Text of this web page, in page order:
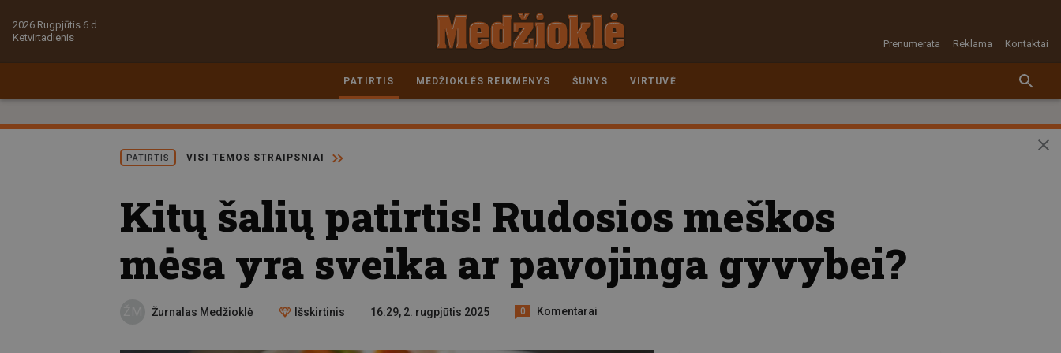
2026 Rugpjūtis 6 d.
Ketvirtadienis
Prenumerata Reklama Kontaktai
PATIRTIS MEDŽIOKLĖS REIKMENYS ŠUNYS VIRTUVĖ
PATIRTIS VISI TEMOS STRAIPSNIAI
Kitų šalių patirtis! Rudosios meškos
mėsa yra sveika ar pavojinga gyvybei?
Žurnalas Medžioklė Išskirtinis 16:29, 2. rugpjūtis 2025 0 Komentarai